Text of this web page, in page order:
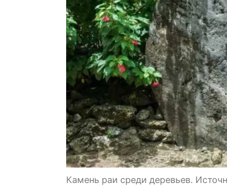
Камень раи среди деревьев.